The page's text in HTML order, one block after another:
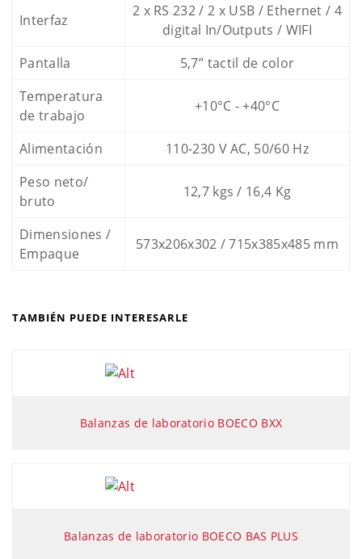
Interfaz
2 x RS 232 / 2 x USB / Ethernet / 4
digital In/Outputs / WIFI
Pantalla
5,7’’ tactil de color
Temperatura
de trabajo
+10°C - +40°C
Alimentación
110-230 V AC, 50/60 Hz
Peso neto/
bruto
12,7 kgs / 16,4 Kg
Dimensiones /
Empaque
573x206x302 / 715x385x485 mm
TAMBIÉN PUEDE INTERESARLE
Balanzas de laboratorio BOECO BXX
Balanzas de laboratorio BOECO BAS PLUS